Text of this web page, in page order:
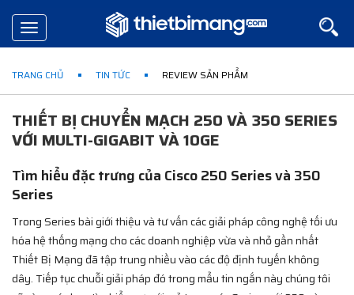
Toggle
navigation
TRANG CHỦ TIN TỨC REVIEW SẢN PHẨM
THIẾT BỊ CHUYỂN MẠCH 250 VÀ 350 SERIES
VỚI MULTI-GIGABIT VÀ 10GE
Tìm hiểu đặc trưng của Cisco 250 Series và 350
Series
Trong Series bài giới thiệu và tư vấn các giải pháp công nghệ tối ưu
hóa hệ thống mạng cho các doanh nghiệp vừa và nhỏ gần nhất
Thiết Bị Mạng đã tập trung nhiều vào các độ định tuyến không
dây. Tiếp tục chuỗi giải pháp đó trong mẩu tin ngắn này chúng tôi